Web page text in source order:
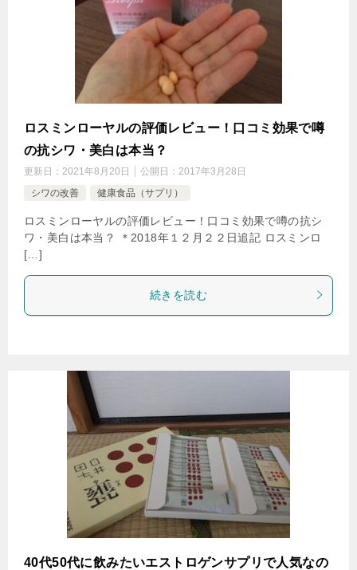
ロスミンローヤルの評価レビュー！口コミ効果で噂
の抗シワ・美白は本当？
更新日： 2021年8月20日 公開日： 2017年3月28日
シワの改善
健康食品（サプリ）
ロスミンローヤルの評価レビュー！口コミ効果で噂の抗シ
ワ・美白は本当？ ＊2018年１２月２２日追記 ロスミンロ
[…]
続きを読む
40代50代に飲みたいエストロゲンサプリで人気なの